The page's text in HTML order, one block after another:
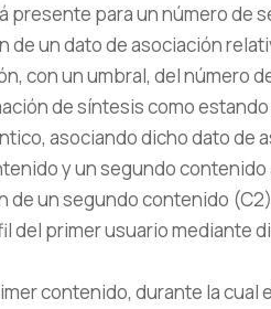
presente para un número de
de un dato de asociación
con un umbral, del número
de síntesis como
asociando dicho dato de
y un segundo contenido
de un segundo contenido
del primer usuario mediante
contenido, durante la